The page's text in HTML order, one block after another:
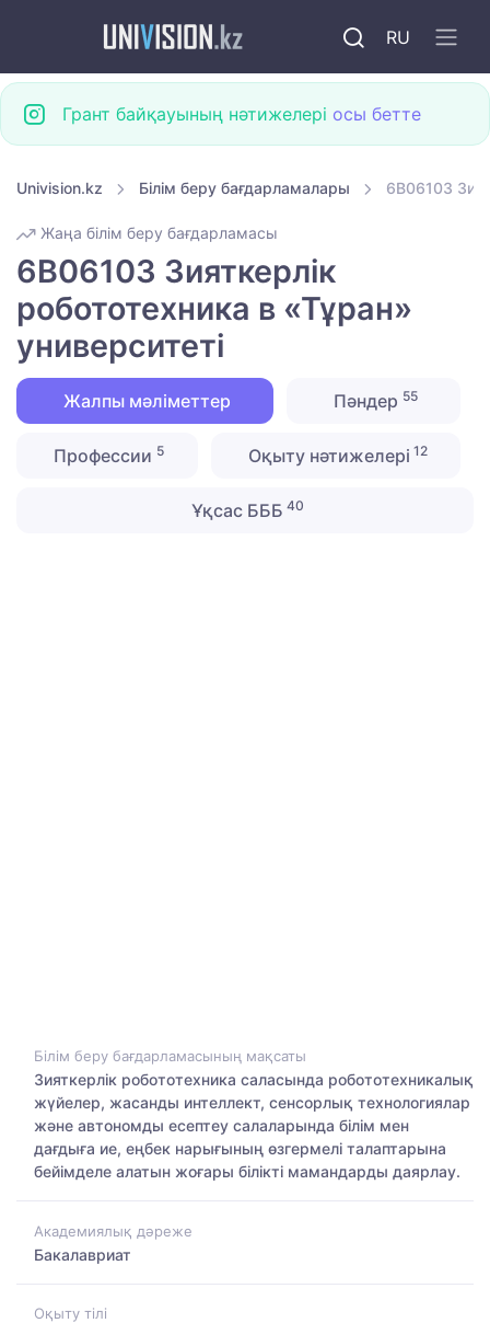
RU
Грант байқауының нәтижелері осы бетте
Univision.kz Білім беру бағдарламалары 6B06103
Жаңа білім беру бағдарламасы
6B06103 Зияткерлік
робототехника в «Тұран»
университеті
Жалпы мәліметтер Пәндер 55
Профессии 5 Оқыту нәтижелері 12
Ұқсас БББ 40
Білім беру бағдарламасының мақсаты
Зияткерлік робототехника саласында робототехникалық
жүйелер, жасанды интеллект, сенсорлық технологиялар
және автономды есептеу салаларында білім мен
дағдыға ие, еңбек нарығының өзгермелі талаптарына
бейімделе алатын жоғары білікті мамандарды даярлау.
Академиялық дәреже
Бакалавриат
Оқыту тілі